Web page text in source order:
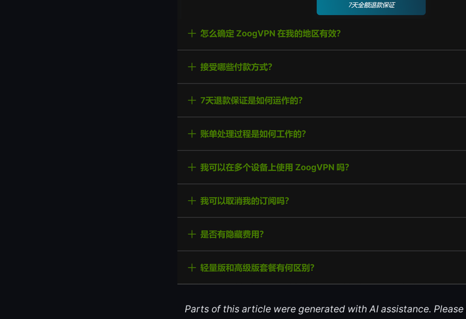
Parts of this article were generated with AI assistance.